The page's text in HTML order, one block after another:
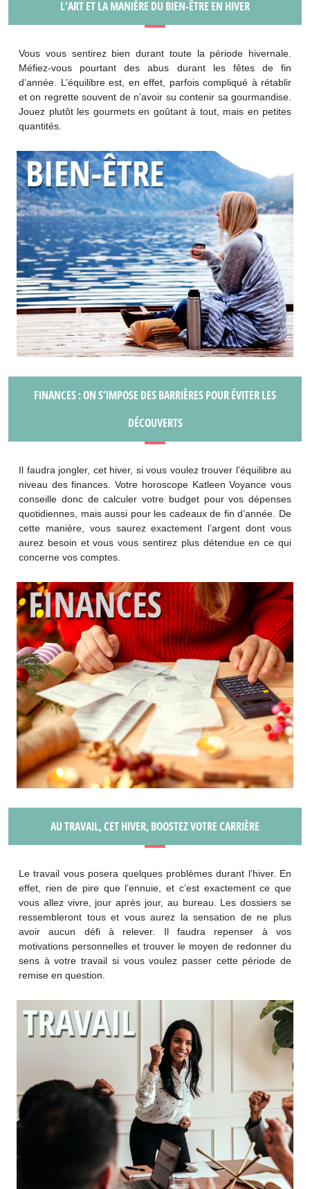
L’ART ET LA MANIÈRE DU BIEN-ÊTRE EN HIVER
Vous vous sentirez bien durant toute la période hivernale.
Méfiez-vous pourtant des abus durant les fêtes de fin
d’année. L’équilibre est, en effet, parfois compliqué à rétablir
et on regrette souvent de n’avoir su contenir sa gourmandise.
Jouez plutôt les gourmets en goûtant à tout, mais en petites
quantités.
FINANCES : ON S’IMPOSE DES BARRIÈRES POUR ÉVITER LES
DÉCOUVERTS
Il faudra jongler, cet hiver, si vous voulez trouver l’équilibre au
niveau des finances. Votre horoscope Katleen Voyance vous
conseille donc de calculer votre budget pour vos dépenses
quotidiennes, mais aussi pour les cadeaux de fin d’année. De
cette manière, vous saurez exactement l’argent dont vous
aurez besoin et vous vous sentirez plus détendue en ce qui
concerne vos comptes.
AU TRAVAIL, CET HIVER, BOOSTEZ VOTRE CARRIÈRE
Le travail vous posera quelques problèmes durant l’hiver. En
effet, rien de pire que l’ennuie, et c’est exactement ce que
vous allez vivre, jour après jour, au bureau. Les dossiers se
ressembleront tous et vous aurez la sensation de ne plus
avoir aucun défi à relever. Il faudra repenser à vos
motivations personnelles et trouver le moyen de redonner du
sens à votre travail si vous voulez passer cette période de
remise en question.